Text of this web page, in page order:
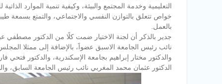
التعليمية وخدمة المجتمع والبيئة، وكيفية تنمية الموارد
خواص تتعلق بالتوازن النفسي والاجتماعي، والتمتع بسمعة طيبة
بالعمل.
جدير بالذكر أن لجنة الاختيار ضمت كلًا من الدكتور مصطفي
نائب رئيس الجامعة الاسبق عضواََ، بالإضافة إلى ممثلا
والدكتور مختار إبراهيم بجامعة الإسكندرية، والدكتور
الدكتور عثمان محمد المغربي نائب رئيس الجامعة السابق،